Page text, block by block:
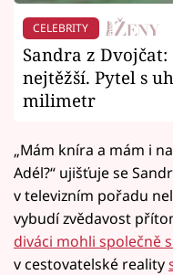
CELEBRITY
Sandra z
nejtěžší. Pytel s
milimetr
„Mám kníra a mám i
Adél?“ ujišťuje se
v televizním pořadu
vybudí zvědavost
diváci mohli společně
v cestovatelské reality